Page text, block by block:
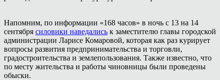
Напомним, по информации «168 часов» в ночь с 13 на 14
сентября силовики наведались к заместителю главы городской
администрации Ларисе Комаровой, которая как раз курирует
вопросы развития предпринимательства и торговли,
градостроительства и землепользования. Также известно, что
по месту жительства и работы чиновницы были проведены
обыски.